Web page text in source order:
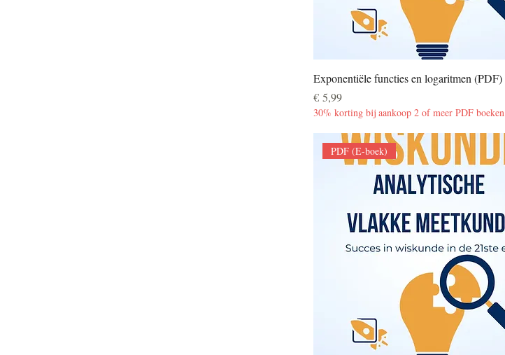
Exponentiële functies en logaritmen (PDF)
Prijs
€ 5,99
30% korting bij aankoop 2 of meer PDF boeken
PDF (E-boek)